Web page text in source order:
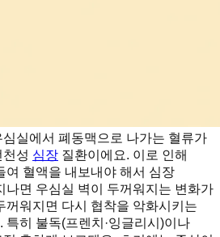
심실에서 폐동맥으로 나가는 혈류가
성 심장 질환이에요. 이로 인해
여 혈액을 내보내야 해서 심장
나면 우심실 벽이 두꺼워지는 변화가
꺼워지면 다시 협착을 악화시키는
특히 불독(프렌치·잉글리시)이나